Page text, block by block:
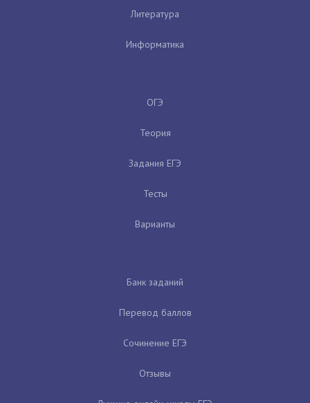
Литература
Информатика
ОГЭ
Теория
Задания ЕГЭ
Тесты
Варианты
Банк заданий
Перевод баллов
Сочинение ЕГЭ
Отзывы